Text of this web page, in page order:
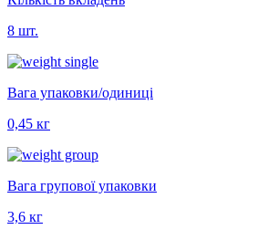
8 шт.
Вага упаковки/одиниці
0,45 кг
Вага групової упаковки
3,6 кг